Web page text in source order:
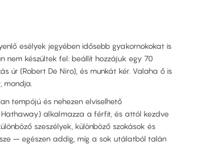
esélyek jegyében idősebb gyakornokokat is
nem készültek fel: beállít hozzájuk egy 70
úr (Robert De Niro), és munkát kér. Valaha ő is
mondja.
tempójú és nehezen elviselhető
Hathaway) alkalmazza a férfit, és attól kezdve
szeszélyek, különböző szokások és
– egészen addig, míg a sok utálatból talán